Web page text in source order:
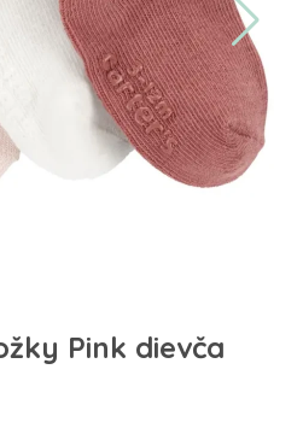
Pink dievča